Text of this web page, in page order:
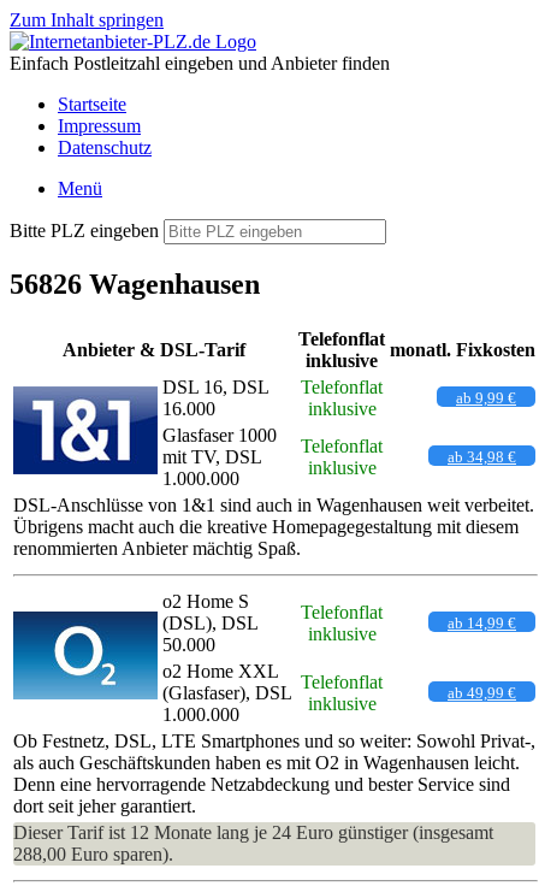
Zum Inhalt springen
Einfach Postleitzahl eingeben und Anbieter finden
Startseite
Impressum
Datenschutz
Menü
Bitte PLZ eingeben
56826 Wagenhausen
Anbieter & DSL-Tarif
Telefonflat
inklusive
monatl. Fixkosten
DSL 16, DSL
16.000
Telefonflat
inklusive
ab 9,99 €
Glasfaser 1000
mit TV, DSL
1.000.000
Telefonflat
inklusive
ab 34,98 €
DSL-Anschlüsse von 1&1 sind auch in Wagenhausen weit verbeitet.
Übrigens macht auch die kreative Homepagegestaltung mit diesem
renommierten Anbieter mächtig Spaß.
o2 Home S
(DSL), DSL
50.000
Telefonflat
inklusive
ab 14,99 €
o2 Home XXL
(Glasfaser), DSL
1.000.000
Telefonflat
inklusive
ab 49,99 €
Ob Festnetz, DSL, LTE Smartphones und so weiter: Sowohl Privat-,
als auch Geschäftskunden haben es mit O2 in Wagenhausen leicht.
Denn eine hervorragende Netzabdeckung und bester Service sind
dort seit jeher garantiert.
Dieser Tarif ist 12 Monate lang je 24 Euro günstiger (insgesamt
288,00 Euro sparen).